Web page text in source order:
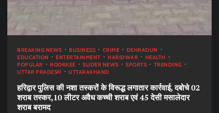
BREAKING NEWS BUSINESS CRIME
DEHRADUN
EDUCATION
ENTERTAINMENT HARIDWAR
HEALTH
POPULAR
ROORKEE SLIDER NEWS SPORTS
TRENDING
UTTAR PRADESH
UTTARAKHAND
हरिद्वार पुलिस की नशा तस्करों के विरूद्ध लगातार कार्रवाई, दबोचे 02
शराब तस्कर,10 लीटर अवैध कच्ची शराब एवं 45 देसी मसालेदार
शराब बरामद